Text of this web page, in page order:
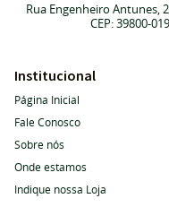
Rua Engenheiro Antunes,
CEP: 39800-019
Institucional
Página Inicial
Fale Conosco
Sobre nós
Onde estamos
Indique nossa Loja